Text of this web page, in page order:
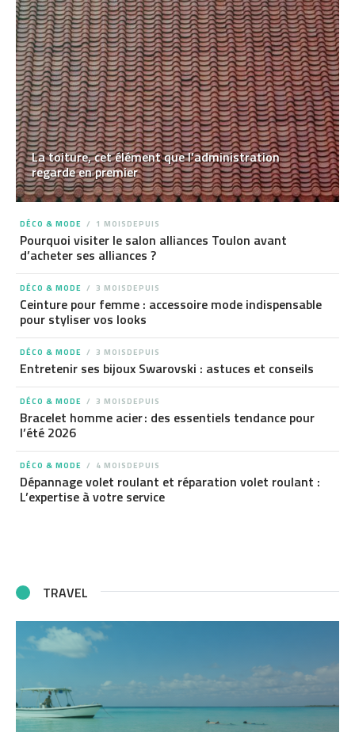
La toiture, cet élément que l’administration
regarde en premier
DÉCO & MODE 1 MOISDEPUIS
Pourquoi visiter le salon alliances Toulon avant
d’acheter ses alliances ?
DÉCO & MODE 3 MOISDEPUIS
Ceinture pour femme : accessoire mode indispensable
pour styliser vos looks
DÉCO & MODE 3 MOISDEPUIS
Entretenir ses bijoux Swarovski : astuces et conseils
DÉCO & MODE 3 MOISDEPUIS
Bracelet homme acier : des essentiels tendance pour
l’été 2026
DÉCO & MODE 4 MOISDEPUIS
Dépannage volet roulant et réparation volet roulant :
L’expertise à votre service
TRAVEL